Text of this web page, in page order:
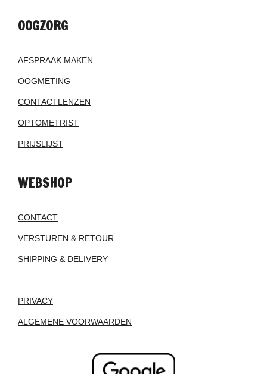
OOGZORG
AFSPRAAK MAKEN
OOGMETING
CONTACTLENZEN
OPTOMETRIST
PRIJSLIJST
WEBSHOP
CONTACT
VERSTUREN & RETOUR
SHIPPING & DELIVERY
PRIVACY
ALGEMENE VOORWAARDEN